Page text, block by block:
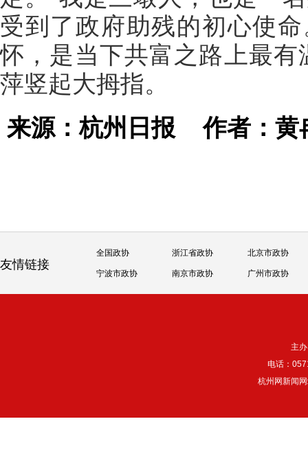
受到了政府助残的初心使
怀，是当下共富之路上最有
萍竖起大拇指。
来源：杭州日报作者：
友情链接
全国政协 浙江省政协 北京市政协
宁波市政协 南京市政协 广州市政协
主
电话：
杭州网新闻